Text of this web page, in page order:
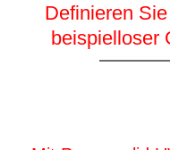
Definieren
beispielloser